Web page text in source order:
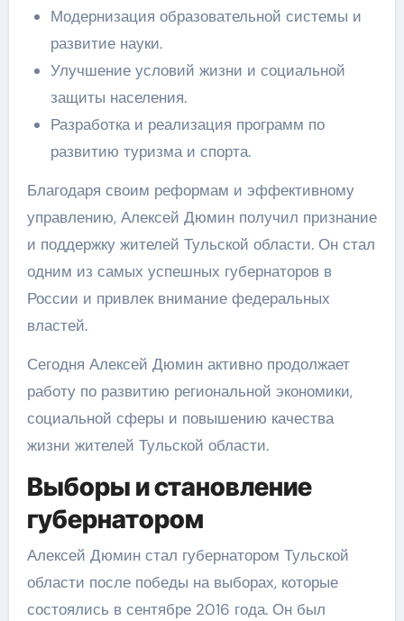
Модернизация образовательной системы и
развитие науки.
Улучшение условий жизни и социальной
защиты населения.
Разработка и реализация программ по
развитию туризма и спорта.
Благодаря своим реформам и эффективному
управлению, Алексей Дюмин получил признание
и поддержку жителей Тульской области. Он стал
одним из самых успешных губернаторов в
России и привлек внимание федеральных
властей.
Сегодня Алексей Дюмин активно продолжает
работу по развитию региональной экономики,
социальной сферы и повышению качества
жизни жителей Тульской области.
Выборы и становление
губернатором
Алексей Дюмин стал губернатором Тульской
области после победы на выборах, которые
состоялись в сентябре 2016 года. Он был